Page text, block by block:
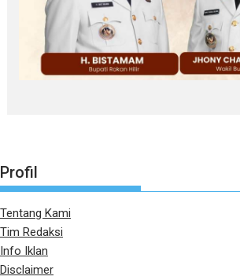
Profil
Tentang Kami
Tim Redaksi
Info Iklan
Disclaimer